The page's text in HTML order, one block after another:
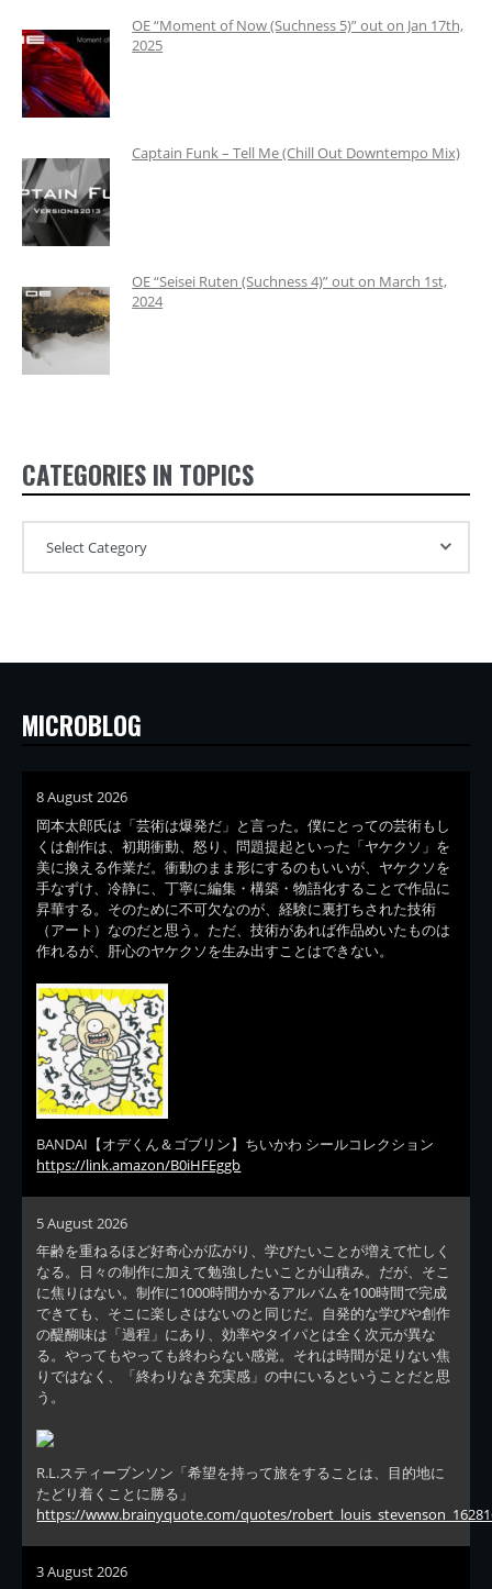
OE “Moment of Now (Suchness 5)” out on Jan 17th,
2025
Captain Funk – Tell Me (Chill Out Downtempo Mix)
OE “Seisei Ruten (Suchness 4)” out on March 1st,
2024
CATEGORIES IN TOPICS
MICROBLOG
8 August 2026
岡本太郎氏は「芸術は爆発だ」と言った。僕にとっての芸術もし
くは創作は、初期衝動、怒り、問題提起といった「ヤケクソ」を
美に換える作業だ。衝動のまま形にするのもいいが、ヤケクソを
手なずけ、冷静に、丁寧に編集・構築・物語化することで作品に
昇華する。そのために不可欠なのが、経験に裏打ちされた技術
（アート）なのだと思う。ただ、技術があれば作品めいたものは
作れるが、肝心のヤケクソを生み出すことはできない。
BANDAI【オデくん＆ゴブリン】ちいかわ シールコレクション
https://link.amazon/B0iHFEggb
5 August 2026
年齢を重ねるほど好奇心が広がり、学びたいことが増えて忙しく
なる。日々の制作に加えて勉強したいことが山積み。だが、そこ
に焦りはない。制作に1000時間かかるアルバムを100時間で完成
できても、そこに楽しさはないのと同じだ。自発的な学びや創作
の醍醐味は「過程」にあり、効率やタイパとは全く次元が異な
る。やってもやっても終わらない感覚。それは時間が足りない焦
りではなく、「終わりなき充実感」の中にいるということだと思
う。
R.L.スティーブンソン「希望を持って旅をすることは、目的地に
たどり着くことに勝る」
https://www.brainyquote.com/quotes/
3 August 2026